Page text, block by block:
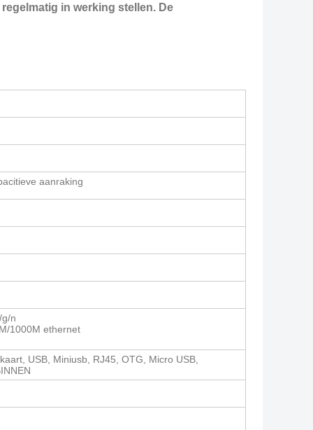
in werking stellen. De
aanraking
n
1000M ethernet
USB, Miniusb, RJ45, OTG, Micro USB,